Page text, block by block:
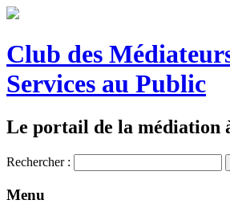
Club des
Services au Public
Le portail de la médiation
Rechercher :
Menu